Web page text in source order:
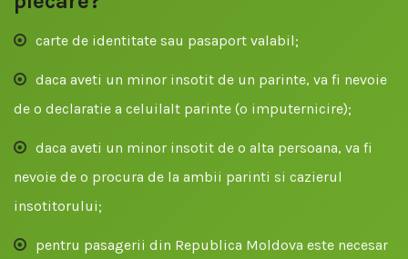
carte de identitate sau pasaport valabil;
daca aveti un minor insotit de un parinte, va fi nevoie
de o declaratie a celuilalt parinte (o imputernicire);
daca aveti un minor insotit de o alta persoana, va fi
nevoie de o procura de la ambii parinti si cazierul
insotitorului;
pentru pasagerii din Republica Moldova este necesar